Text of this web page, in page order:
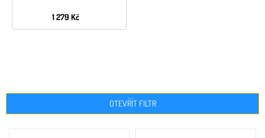
1 279 Kč
OTEVŘÍT FILTR